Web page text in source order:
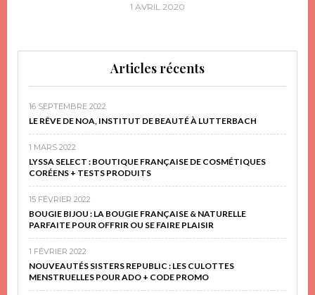
1 AVRIL 2020
Articles récents
16 SEPTEMBRE 2022
LE RÊVE DE NOA, INSTITUT DE BEAUTÉ À LUTTERBACH
1 MARS 2022
LYSSA SELECT : BOUTIQUE FRANÇAISE DE COSMÉTIQUES
CORÉENS + TESTS PRODUITS
15 FÉVRIER 2022
BOUGIE BIJOU : LA BOUGIE FRANÇAISE & NATURELLE
PARFAITE POUR OFFRIR OU SE FAIRE PLAISIR
1 FÉVRIER 2022
NOUVEAUTÉS SISTERS REPUBLIC : LES CULOTTES
MENSTRUELLES POUR ADO + CODE PROMO